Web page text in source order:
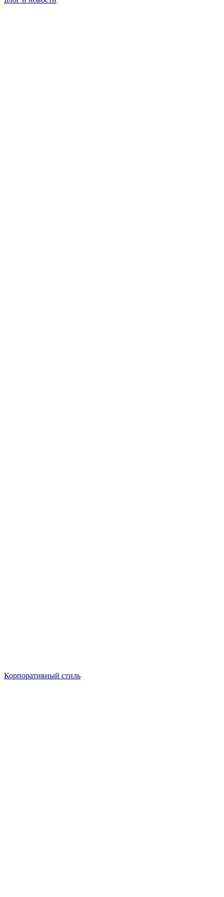
Корпоративный стиль